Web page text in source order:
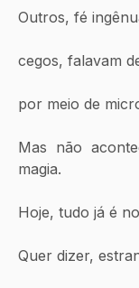
Outros, fé
cegos, falavam
por meio de
Mas não
magia.
Hoje, tudo já é
Quer dizer,